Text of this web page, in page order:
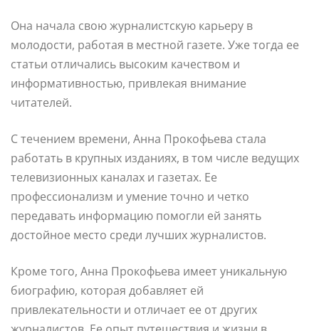
Она начала свою журналистскую карьеру в
молодости, работая в местной газете. Уже тогда ее
статьи отличались высоким качеством и
информативностью, привлекая внимание
читателей.
С течением времени, Анна Прокофьева стала
работать в крупных изданиях, в том числе ведущих
телевизионных каналах и газетах. Ее
профессионализм и умение точно и четко
передавать информацию помогли ей занять
достойное место среди лучших журналистов.
Кроме того, Анна Прокофьева имеет уникальную
биографию, которая добавляет ей
привлекательности и отличает ее от других